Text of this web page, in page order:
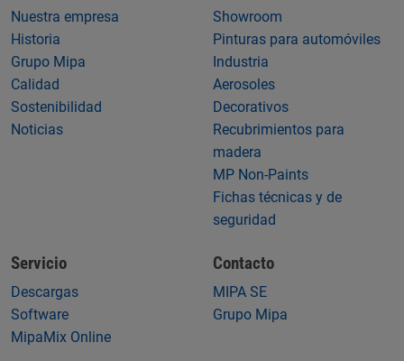
Nuestra empresa
Historia
Grupo Mipa
Calidad
Sostenibilidad
Noticias
Showroom
Pinturas para automóviles
Industria
Aerosoles
Decorativos
Recubrimientos para
madera
MP Non-Paints
Fichas técnicas y de
seguridad
Servicio
Descargas
Software
MipaMix Online
Contacto
MIPA SE
Grupo Mipa